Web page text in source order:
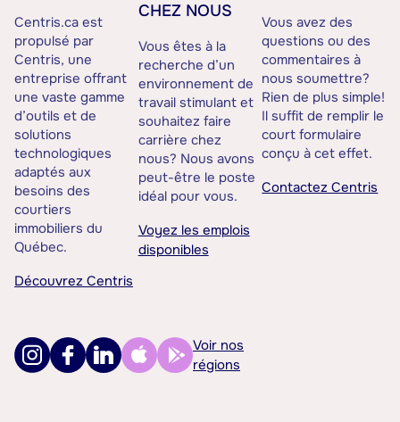
Centris.ca est
propulsé par
Centris, une
entreprise offrant
une vaste gamme
d’outils et de
solutions
technologiques
adaptés aux
besoins des
courtiers
immobiliers du
Québec.
Découvrez Centris
CHEZ NOUS
Vous êtes à la
recherche d’un
environnement de
travail stimulant et
souhaitez faire
carrière chez
nous? Nous avons
peut-être le poste
idéal pour vous.
Voyez les emplois
disponibles
Vous avez des
questions ou des
commentaires à
nous soumettre?
Rien de plus simple!
Il suffit de remplir le
court formulaire
conçu à cet effet.
Contactez Centris
Voir nos
régions